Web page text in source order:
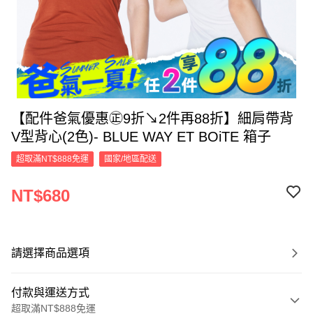
【配件爸氣優惠㊣9折↘2件再88折】細肩帶背
V型背心(2色)- BLUE WAY ET BOiTE 箱子
超取滿NT$888免運 國家/地區配送
NT$680
請選擇商品選項
付款與運送方式
超取滿NT$888免運